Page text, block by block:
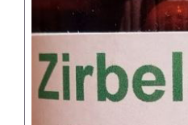
Zirbeldrüse detox
Home – Deutsch